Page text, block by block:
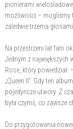
pionierami
możliwości – mogliśmy
zaledwie trzema
Na przestrzeni lat fani
Jednym z największych
Rose, który
„Queen II”. Gdy ten
pojedyncze utwory. Z
była czymś, co zawsze
Do przygotowania